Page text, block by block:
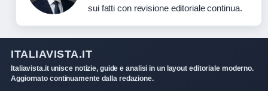
sui fatti con revisione editoriale continua.
ITALIAVISTA.IT
Italiavista.it unisce notizie, guide e analisi in un layout editoriale moderno.
Aggiornato continuamente dalla redazione.